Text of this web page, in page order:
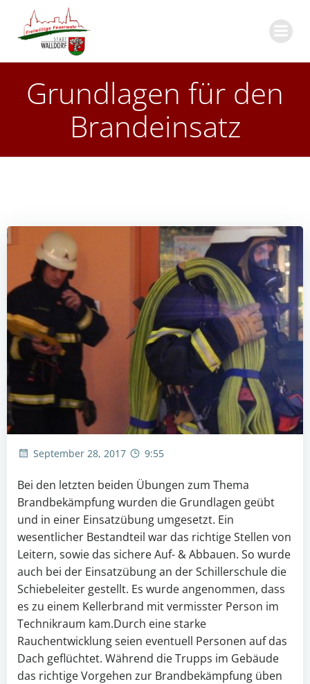
Grundlagen für den
Brandeinsatz
September 28, 2017 9:55
Bei den letzten beiden Übungen zum Thema
Brandbekämpfung wurden die Grundlagen geübt
und in einer Einsatzübung umgesetzt. Ein
wesentlicher Bestandteil war das richtige Stellen von
Leitern, sowie das sichere Auf- & Abbauen. So wurde
auch bei der Einsatzübung an der Schillerschule die
Schiebeleiter gestellt. Es wurde angenommen, dass
es zu einem Kellerbrand mit vermisster Person im
Technikraum kam.Durch eine starke
Rauchentwicklung seien eventuell Personen auf das
Dach geflüchtet. Während die Trupps im Gebäude
das richtige Vorgehen zur Brandbekämpfung üben